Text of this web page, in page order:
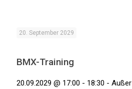
20. September 2029
BMX-Training
20.09.2029 @ 17:00 - 18:30 -